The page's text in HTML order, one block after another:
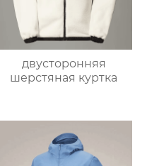
двусторонняя
шерстяная куртка